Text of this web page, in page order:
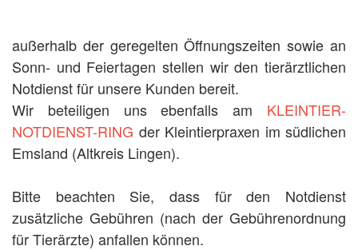
außerhalb der geregelten Öffnungszeiten sowie an
Sonn- und Feiertagen stellen wir den tierärztlichen
Notdienst für unsere Kunden bereit.
Wir beteiligen uns ebenfalls am KLEINTIER-
NOTDIENST-RING der Kleintierpraxen im südlichen
Emsland (Altkreis Lingen).
Bitte beachten Sie, dass für den Notdienst
zusätzliche Gebühren (nach der Gebührenordnung
für Tierärzte) anfallen können.